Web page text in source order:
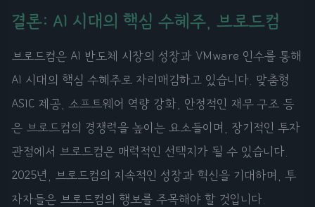
결론: AI 시대의 핵심 수혜주, 브로드컴
브로드컴은 AI 반도체 시장의 성장과 VMware 인수를 통해
AI 시대의 핵심 수혜주로 자리매김하고 있습니다. 맞춤형
ASIC 제공, 소프트웨어 역량 강화, 안정적인 재무 구조 등
은 브로드컴의 경쟁력을 높이는 요소들이며, 장기적인 투자
관점에서 브로드컴은 매력적인 선택지가 될 수 있습니다.
2025년, 브로드컴의 지속적인 성장과 혁신을 기대하며, 투
자자들은 브로드컴의 행보를 주목해야 할 것입니다.